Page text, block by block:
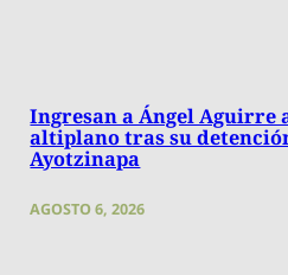
Ingresan a Ángel Aguirre
altiplano tras su
Ayotzinapa
AGOSTO 6, 2026